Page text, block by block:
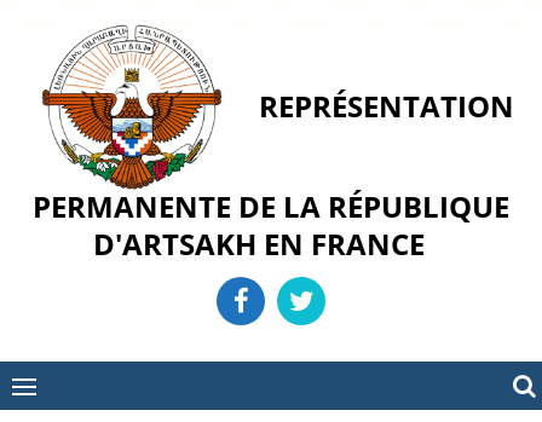
content
REPRÉSENTATION
PERMANENTE DE LA RÉPUBLIQUE
D'ARTSAKH EN FRANCE